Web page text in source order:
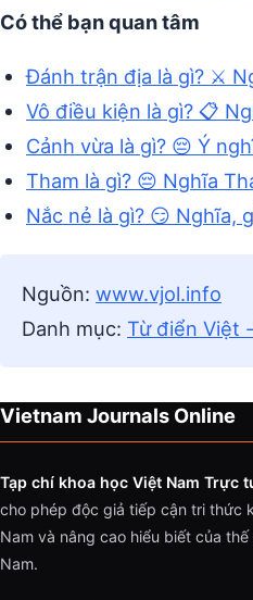
Có thể bạn quan tâm
Đánh trận địa là gì? ⚔️
Vô điều kiện là gì? 📋
Cảnh vừa là gì? 😔 Ý
Tham là gì? 😔 Nghĩa
Nắc nẻ là gì? 😏 Nghĩa,
Nguồn: www.vjol.info
Danh mục: Từ điển Việt
Vietnam Journals Online
Tạp chí khoa học Việt Nam Trực
cho phép độc giả tiếp cận tri thức
Nam và nâng cao hiểu biết của
Nam.